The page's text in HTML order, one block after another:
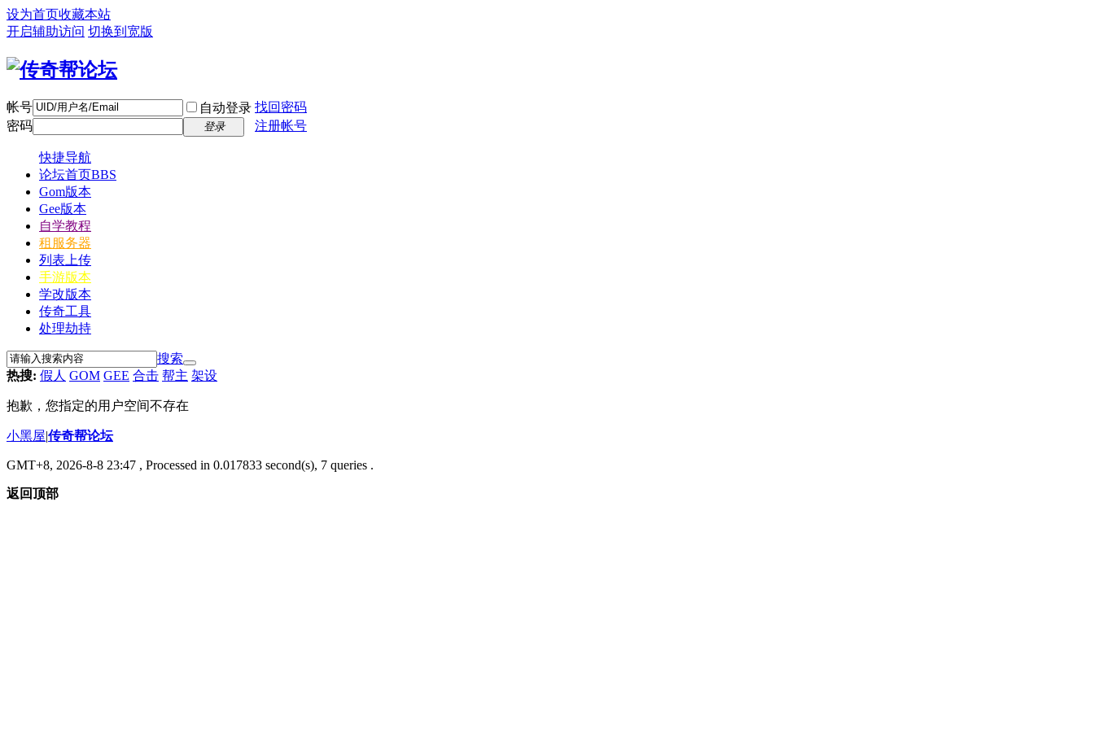
设为首页收藏本站
开启辅助访问 切换到宽版
帐号 自动登录 找回密码
密码
登录 注册帐号
快捷导航
论坛首页BBS
Gom版本
Gee版本
自学教程
租服务器
列表上传
手游版本
学改版本
传奇工具
处理劫持
搜索
热搜: 假人 GOM GEE 合击 帮主 架设
抱歉，您指定的用户空间不存在
小黑屋|传奇帮论坛
GMT+8, 2026-8-8 23:47 , Processed in 0.017833 second(s), 7 queries .
返回顶部